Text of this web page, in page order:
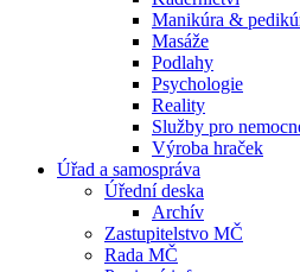
Manikúra &
Masáže
Podlahy
Psychologie
Reality
Služby pro
Výroba hraček
Úřad a samospráva
Úřední deska
Archív
Zastupitelstvo MČ
Rada MČ